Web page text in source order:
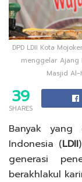
DPD LDII Kota
menggelar Ajang
Masjid Al-
39
SHARES
Banyak yang
Indonesia (LDII
generasi
berakhlakul